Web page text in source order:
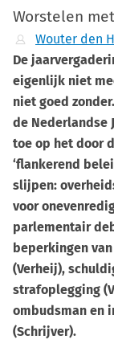
Worstelen
Wouter den
De
eigenlijk niet
niet goed
de Nederlandse
toe op het door
‘flankerend
slijpen:
voor
parlementair
beperkingen
(Verheij),
strafoplegging
ombudsman en
(Schrijver).